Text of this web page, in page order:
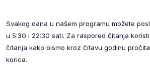
Svakog dana u našem programu možete
u 5:30 i 22:30 sati. Za raspored čitanja
čitanja kako bismo kroz čitavu godinu
korica.